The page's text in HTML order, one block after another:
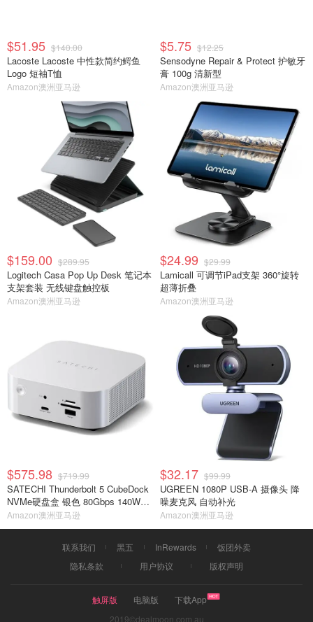
$51.95 $140.00
Lacoste Lacoste 中性款简约鳄鱼
Logo 短袖T恤
Amazon澳洲亚马逊
$5.75 $12.25
Sensodyne Repair & Protect 护敏牙
膏 100g 清新型
Amazon澳洲亚马逊
$159.00 $289.95
Logitech Casa Pop Up Desk 笔记本
支架套装 无线键盘触控板
Amazon澳洲亚马逊
$24.99 $29.99
Lamicall 可调节iPad支架 360°旋转
超薄折叠
Amazon澳洲亚马逊
$575.98 $719.99
SATECHI Thunderbolt 5 CubeDock
NVMe硬盘盒 银色 80Gbps 140W扩
展坞
Amazon澳洲亚马逊
$32.17 $99.99
UGREEN 1080P USB-A 摄像头 降
噪麦克风 自动补光
Amazon澳洲亚马逊
联系我们 黑五 InRewards
饭团外卖
隐私条款
用户协议 版权声明
触屏版 电脑版
下载App
2019©dealmoon.com.au